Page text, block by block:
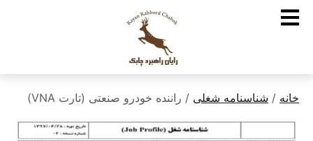
خانه / شناسنامه شغلی / راننده خودرو صنعتی (تارت VNA)